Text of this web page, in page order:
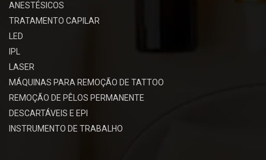
ANESTÉSICOS
TRATAMENTO CAPILAR
LED
IPL
LASER
MÁQUINAS PARA REMOÇÃO DE TATTOO
REMOÇÃO DE PÊLOS PERMANENTE
DESCARTÁVEIS E EPI
INSTRUMENTO DE TRABALHO